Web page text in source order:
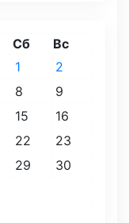
Сб Вс
1
2
8
9
15
16
22
23
29
30